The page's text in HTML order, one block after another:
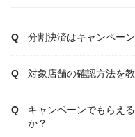
分割決済はキャンペー
対象店舗の確認方法を教
キャンペーンでもらえ
か？